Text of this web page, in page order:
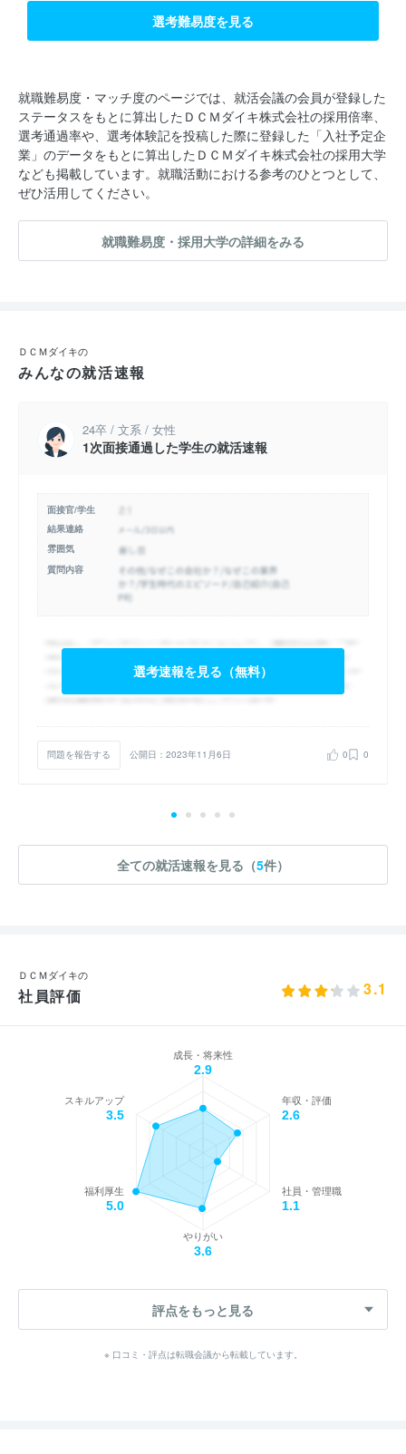
選考難易度を見る
就職難易度・マッチ度のページでは、就活会議の会員が登録した
ステータスをもとに算出したＤＣＭダイキ株式会社の採用倍率、
選考通過率や、選考体験記を投稿した際に登録した「入社予定企
業」のデータをもとに算出したＤＣＭダイキ株式会社の採用大学
なども掲載しています。就職活動における参考のひとつとして、
ぜひ活用してください。
就職難易度・採用大学の詳細をみる
ＤＣＭダイキの
みんなの就活速報
24卒 / 文系 / 女性
1次面接通過した学生の就活速報
面接官/学生
結果連絡
雰囲気
質問内容
選考速報を見る（無料）
問題を報告する 公開日：2023年11月6日 0 0
全ての就活速報を見る（5件）
ＤＣＭダイキの
社員評価 3.1
成長・将来性
2.9
年収・評価
2.6
社員・管理職
1.1
やりがい
3.6
福利厚生
5.0
スキルアップ
3.5
評点をもっと見る
※ 口コミ・評点は転職会議から転載しています。